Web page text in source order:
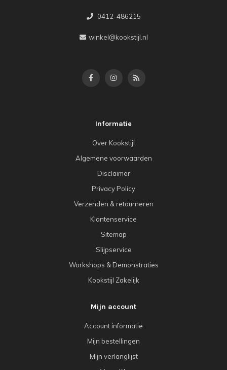
0412-486215
winkel@kookstijl.nl
Informatie
Over Kookstijl
Algemene voorwaarden
Disclaimer
Privacy Policy
Verzenden & retourneren
Klantenservice
Sitemap
Slijpservice
Workshops & Demonstraties
Kookstijl Zakelijk
Mijn account
Account informatie
Mijn bestellingen
Mijn verlanglijst